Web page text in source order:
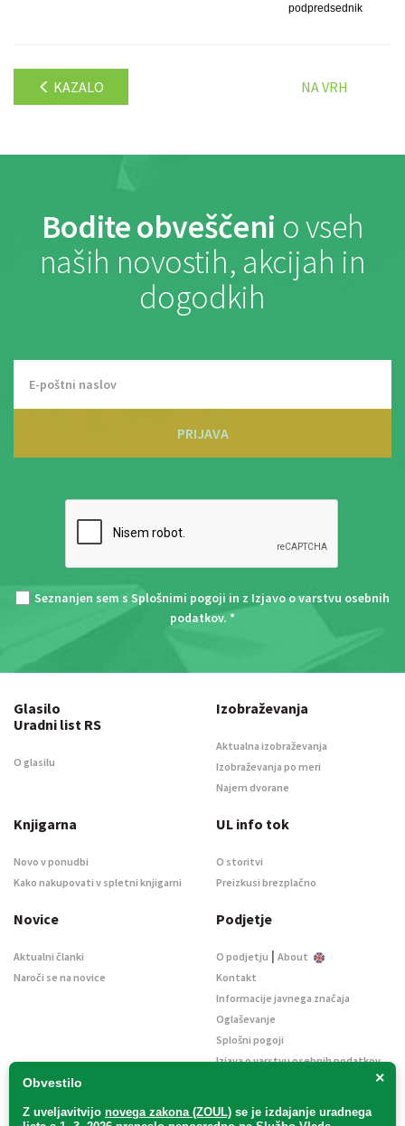
podpredsednik
KAZALO NA VRH
Bodite obveščeni o vseh
naših novostih, akcijah in
dogodkih
PRIJAVA
Seznanjen sem s Splošnimi pogoji in z Izjavo o varstvu osebnih
podatkov. *
×
Obvestilo
Z uveljavitvijo novega zakona (ZOUL) se je izdajanje uradnega
Glasilo
Uradni list RS
O glasilu
Izobraževanja
Aktualna izobraževanja
Izobraževanja po meri
Najem dvorane
Knjigarna
Novo v ponudbi
Kako nakupovati v spletni knjigarni
UL info tok
O storitvi
Preizkusi brezplačno
Novice
Aktualni članki
Naroči se na novice
Podjetje
O podjetju | About
Kontakt
Informacije javnega značaja
Oglaševanje
Splošni pogoji
Izjava o varstvu osebnih podatkov